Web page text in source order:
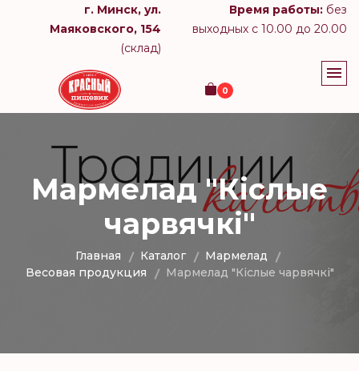
г. Минск, ул.
Маяковского, 154
(склад)
Время работы: без
выходных с 10.00 до 20.00
0
Мармелад "Кiслые
чарвячкi"
Главная Каталог
Мармелад
Весовая продукция
Мармелад "Кiслые чарвячкi"